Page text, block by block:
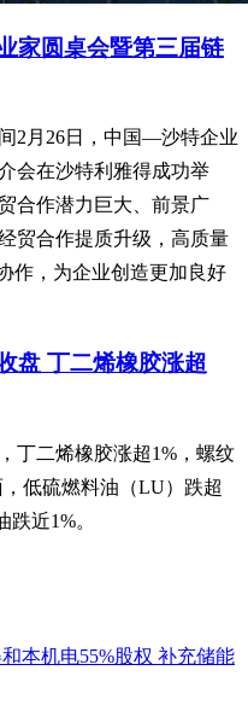
家圆桌会暨第三届链
2月26日，中国—沙特企业
会在沙特利雅得成功举
合作潜力巨大、前景广
贸合作提质升级，高质量
作，为企业创造更加良好
盘 丁二烯橡胶涨超
丁二烯橡胶涨超1%，螺纹
低硫燃料油（LU）跌超
近1%。
本机电55%股权 补充储能